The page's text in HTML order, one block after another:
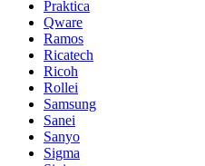
Praktica
Qware
Ramos
Ricatech
Ricoh
Rollei
Samsung
Sanei
Sanyo
Sigma